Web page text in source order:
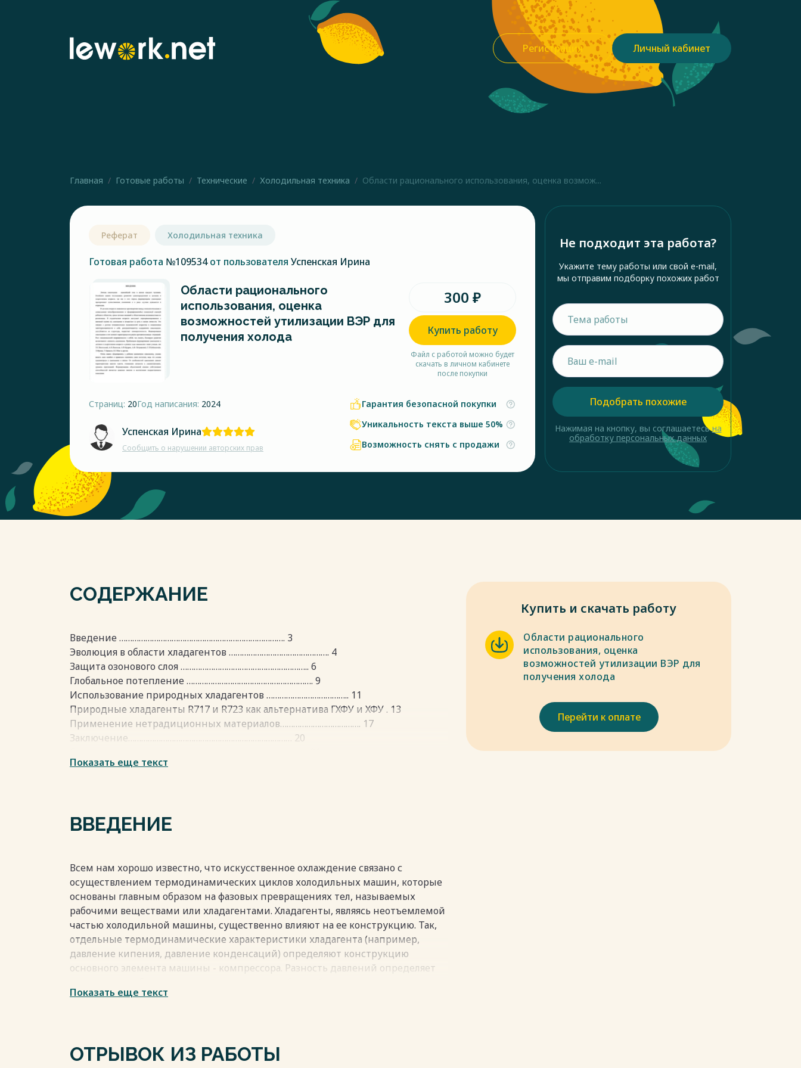
Регистрация Личный кабинет
Главная Готовые работы Технические Холодильная техника Области рационального использования, оценка возмож...
Реферат Холодильная техника
Готовая работа №109534от пользователя Успенская Ирина
Области рационального
использования, оценка
возможностей утилизации ВЭР для
получения холода
300 ₽
Купить работу
Файл с работой можно будет
скачать в личном кабинете
после покупки
Страниц: 20Год написания: 2024
Успенская Ирина
Сообщить о нарушении авторских прав
Гарантия безопасной покупки
Уникальность текста выше 50%
Возможность снять с продажи
Не подходит эта работа?
Укажите тему работы или свой e-mail,
мы отправим подборку похожих работ
Подобрать похожие
Нажимая на кнопку, вы соглашаетесьна
обработку персональных данных
СОДЕРЖАНИЕ
Введение …………………………………………………………………. 3
Эволюция в области хладагентов ………………………………………. 4
Защита озонового слоя ………………………………………………….. 6
Глобальное потепление …………………………………………………. 9
Использование природных хладагентов ……………………………….. 11
Природные хладагенты R717 и R723 как альтернатива ГХФУ и ХФУ . 13
Применение нетрадиционных материалов………………………………. 17
Заключение………………………………………………………………… 20
Весь текст будет доступен
Показать еще текст
ВВЕДЕНИЕ
Всем нам хорошо известно, что искусственное охлаждение связано с
осуществлением термодинамических циклов холодильных машин, которые
основаны главным образом на фазовых превращениях тел, называемых
рабочими веществами или хладагентами. Хладагенты, являясь неотъемлемой
частью холодильной машины, существенно влияют на ее конструкцию. Так,
отдельные термодинамические характеристики хладагента (например,
давление кипения, давление конденсаций) определяют конструкцию
основного элемента машины - компрессора. Разность давлений определяет
выбор материала для основных элементов, а также для труб, соединяющих их.
холодильной машины. Выбор хладагента осуществляется в каждом
Показать еще текст
ОТРЫВОК ИЗ РАБОТЫ
Купить и скачать работу
Области рационального
использования, оценка
возможностей утилизации ВЭР для
получения холода
Перейти к оплате